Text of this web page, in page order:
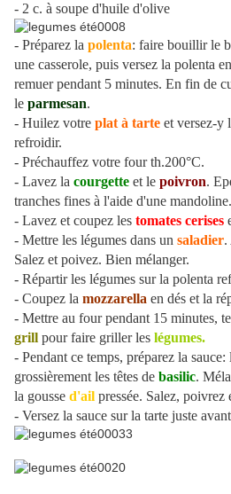
- 2 c. à soupe d'huile d'olive
- Préparez la polenta: faire bouillir le
une casserole, puis versez la polenta
remuer pendant 5 minutes. En fin de
le parmesan.
- Huilez votre plat à tarte et versez-y
refroidir.
- Préchauffez votre four th.200°C.
- Lavez la courgette et le poivron.
tranches fines à l'aide d'une mandoline.
- Lavez et coupez les tomates cerises
- Mettre les légumes dans un saladier.
Salez et poivez. Bien mélanger.
- Répartir les légumes sur la polenta
- Coupez la mozzarella en dés et la
- Mettre au four pendant 15 minutes,
grill pour faire griller les légumes.
- Pendant ce temps, préparez la sauce:
grossièrement les têtes de basilic.
la gousse d'ail pressée. Salez, poivrez
- Versez la sauce sur la tarte juste